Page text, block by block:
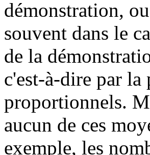
démonstration,
souvent dans le
de la
c'est-à-dire par la
proportionnels.
aucun de ces
exemple, les